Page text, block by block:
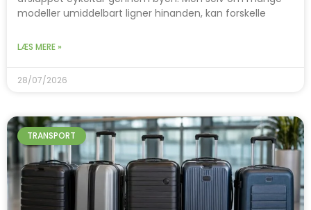
modeller umiddelbart ligner hinanden, kan forskelle
LÆS MERE »
28/07/2026
TRANSPORT